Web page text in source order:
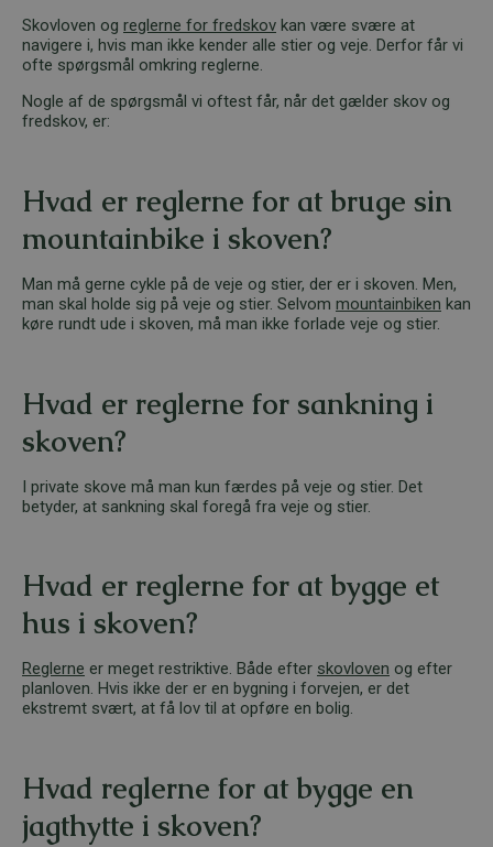
Skovloven og reglerne for fredskov kan være svære at
navigere i, hvis man ikke kender alle stier og veje. Derfor får vi
ofte spørgsmål omkring reglerne.
Nogle af de spørgsmål vi oftest får, når det gælder skov og
fredskov, er:
Hvad er reglerne for at bruge sin
mountainbike i skoven?
Man må gerne cykle på de veje og stier, der er i skoven. Men,
man skal holde sig på veje og stier. Selvom mountainbiken kan
køre rundt ude i skoven, må man ikke forlade veje og stier.
Hvad er reglerne for sankning i
skoven?
I private skove må man kun færdes på veje og stier. Det
betyder, at sankning skal foregå fra veje og stier.
Hvad er reglerne for at bygge et
hus i skoven?
Reglerne er meget restriktive. Både efter skovloven og efter
planloven. Hvis ikke der er en bygning i forvejen, er det
ekstremt svært, at få lov til at opføre en bolig.
Hvad reglerne for at bygge en
jagthytte i skoven?